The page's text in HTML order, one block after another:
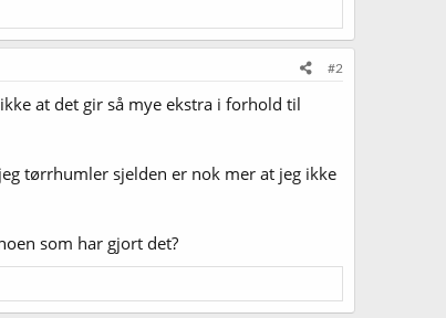
#2
at det gir så mye ekstra i forhold til
tørrhumler sjelden er nok mer at jeg ikke
som har gjort det?